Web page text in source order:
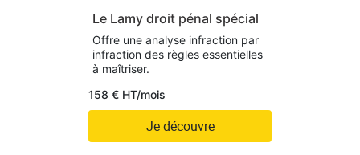
Le Lamy droit pénal spécial
Offre une analyse infraction par
infraction des règles essentielles
à maîtriser.
158 € HT/mois
Je découvre